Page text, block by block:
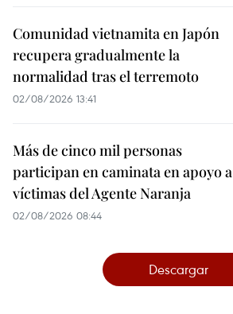
Comunidad vietnamita en Japón
recupera gradualmente la
normalidad tras el terremoto
02/08/2026 13:41
Más de cinco mil personas
participan en caminata en apoyo a
víctimas del Agente Naranja
02/08/2026 08:44
Descargar